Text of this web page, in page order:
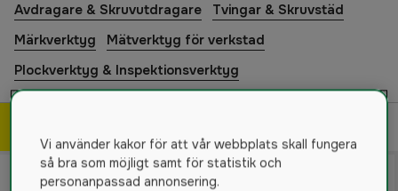
Avdragare & Skruvutdragare
Tvingar & Skruvstäd
Märkverktyg
Mätverktyg för verkstad
Plockverktyg & Inspektionsverktyg
Vi använder kakor för att vår webbplats skall fungera
så bra som möjligt samt för statistik och
personanpassad annonsering.